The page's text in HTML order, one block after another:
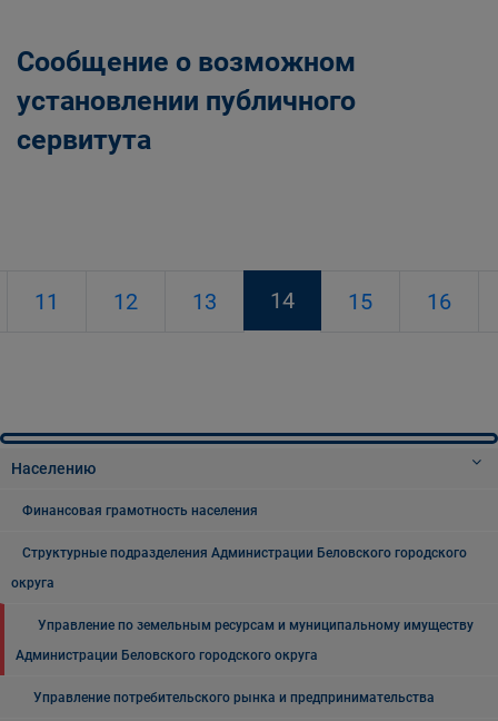
Сообщение о возможном
установлении публичного
сервитута
11 12 13 14 15 16
Населению
Финансовая грамотность населения
Структурные подразделения Администрации Беловского городского
округа
Управление по земельным ресурсам и муниципальному имуществу
Администрации Беловского городского округа
Управление потребительского рынка и предпринимательства